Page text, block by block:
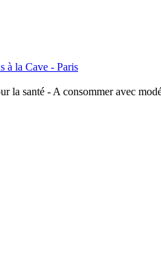
à la Cave - Paris
la santé - A consommer avec